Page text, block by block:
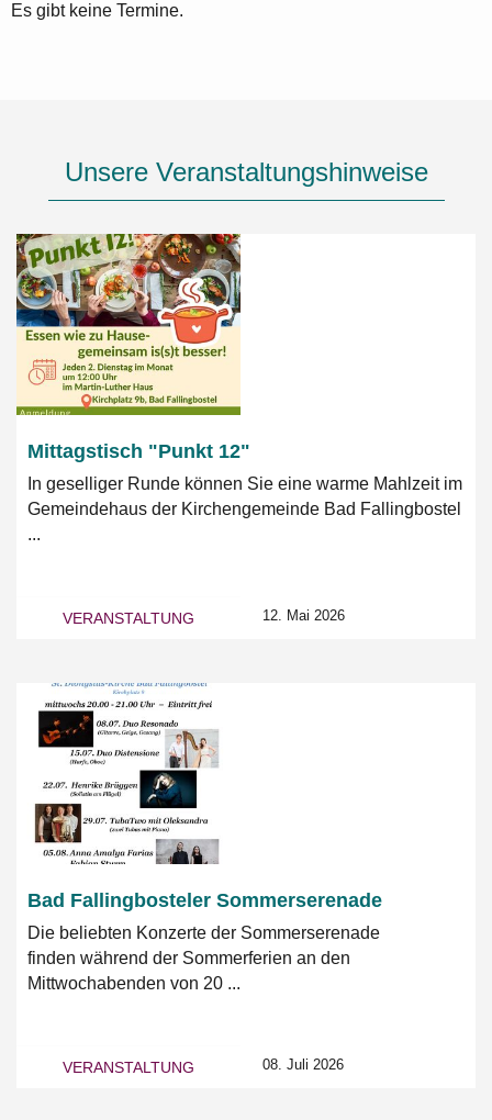
Es gibt keine Termine.
Unsere Veranstaltungshinweise
Mittagstisch "Punkt 12"
In geselliger Runde können Sie eine warme Mahlzeit im
Gemeindehaus der Kirchengemeinde Bad Fallingbostel
...
VERANSTALTUNG 12. Mai 2026
Bad Fallingbosteler Sommerserenade
Die beliebten Konzerte der Sommerserenade
finden während der Sommerferien an den
Mittwochabenden von 20 ...
VERANSTALTUNG 08. Juli 2026